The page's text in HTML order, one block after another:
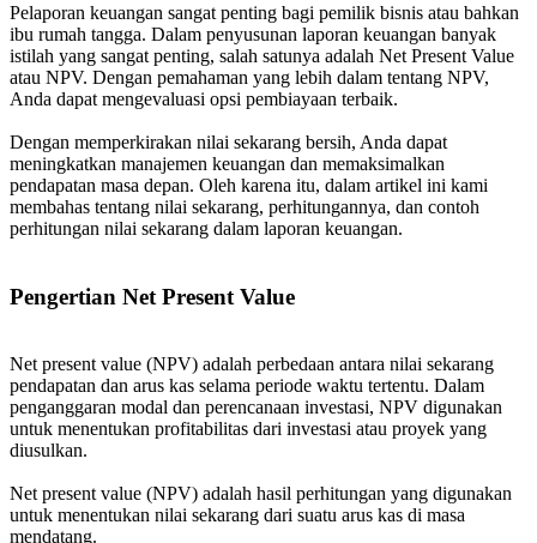
Pelaporan keuangan sangat penting bagi pemilik bisnis atau bahkan
ibu rumah tangga. Dalam penyusunan laporan keuangan banyak
istilah yang sangat penting, salah satunya adalah Net Present Value
atau NPV. Dengan pemahaman yang lebih dalam tentang NPV,
Anda dapat mengevaluasi opsi pembiayaan terbaik.
Dengan memperkirakan nilai sekarang bersih, Anda dapat
meningkatkan manajemen keuangan dan memaksimalkan
pendapatan masa depan. Oleh karena itu, dalam artikel ini kami
membahas tentang nilai sekarang, perhitungannya, dan contoh
perhitungan nilai sekarang dalam laporan keuangan.
Pengertian Net Present Value
Net present value (NPV) adalah perbedaan antara nilai sekarang
pendapatan dan arus kas selama periode waktu tertentu. Dalam
penganggaran modal dan perencanaan investasi, NPV digunakan
untuk menentukan profitabilitas dari investasi atau proyek yang
diusulkan.
Net present value (NPV) adalah hasil perhitungan yang digunakan
untuk menentukan nilai sekarang dari suatu arus kas di masa
mendatang.